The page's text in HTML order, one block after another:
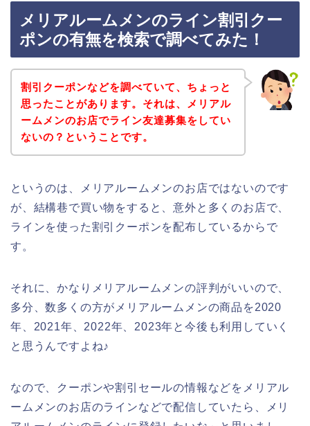
メリアルームメンのライン割引クー
ポンの有無を検索で調べてみた！
割引クーポンなどを調べていて、ちょっと
思ったことがあります。それは、メリアル
ームメンのお店でライン友達募集をしてい
ないの？ということです。
というのは、メリアルームメンのお店ではないのです
が、結構巷で買い物をすると、意外と多くのお店で、
ラインを使った割引クーポンを配布しているからで
す。
それに、かなりメリアルームメンの評判がいいので、
多分、数多くの方がメリアルームメンの商品を2020
年、2021年、2022年、2023年と今後も利用していく
と思うんですよね♪
なので、クーポンや割引セールの情報などをメリアル
ームメンのお店のラインなどで配信していたら、メリ